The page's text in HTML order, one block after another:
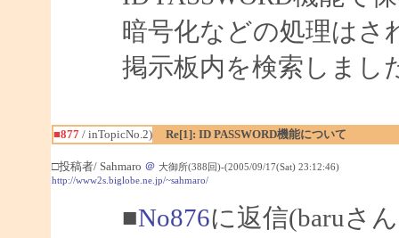
暗号化などの処理はさ
掲示板内を検索しまし
■877/ inTopicNo.2) Re[1]: ID PASSWORD機能について
□投稿者/ Sahmaro ＠ 大御所(388回)-(2005/09/17(Sat) 23:12:46)
http://www2s.biglobe.ne.jp/~sahmaro/
■No876に返信(baruさ